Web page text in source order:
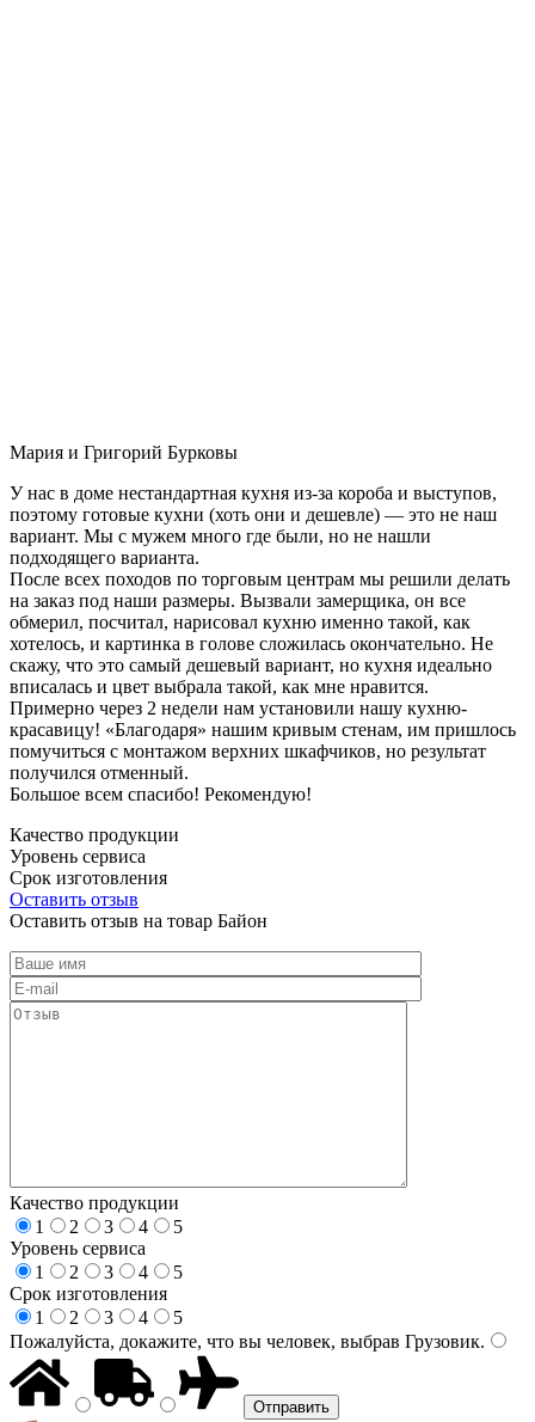
Мария и Григорий Бурковы
У нас в доме нестандартная кухня из-за короба и выступов,
поэтому готовые кухни (хоть они и дешевле) — это не наш
вариант. Мы с мужем много где были, но не нашли
подходящего варианта.
После всех походов по торговым центрам мы решили делать
на заказ под наши размеры. Вызвали замерщика, он все
обмерил, посчитал, нарисовал кухню именно такой, как
хотелось, и картинка в голове сложилась окончательно. Не
скажу, что это самый дешевый вариант, но кухня идеально
вписалась и цвет выбрала такой, как мне нравится.
Примерно через 2 недели нам установили нашу кухню-
красавицу! «Благодаря» нашим кривым стенам, им пришлось
помучиться с монтажом верхних шкафчиков, но результат
получился отменный.
Большое всем спасибо! Рекомендую!
Качество продукции
Уровень сервиса
Срок изготовления
Оставить отзыв
Оставить отзыв на товар Байон
Качество продукции
1
2 3 4
5
Уровень сервиса
1
2 3 4
5
Срок изготовления
1
2 3 4
5
Пожалуйста, докажите, что вы человек, выбрав Грузовик.